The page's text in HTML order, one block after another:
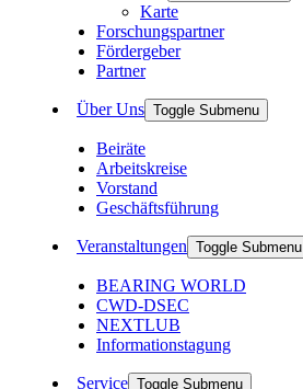
Karte
Forschungspartner
Fördergeber
Partner
Über Uns Toggle Submenu
Beiräte
Arbeitskreise
Vorstand
Geschäftsführung
Veranstaltungen Toggle Submenu
BEARING WORLD
CWD-DSEC
NEXTLUB
Informationstagung
Service Toggle Submenu